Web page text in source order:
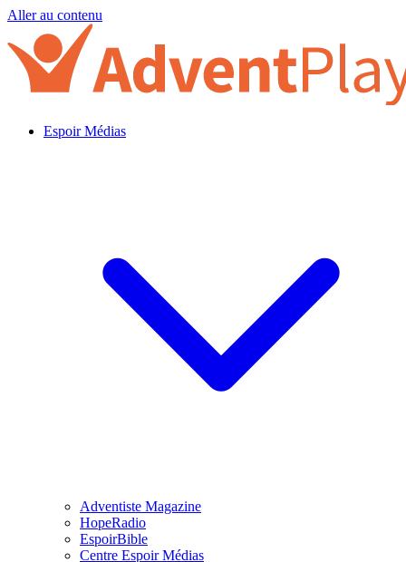
Aller au contenu
Espoir Médias
Adventiste Magazine
HopeRadio
EspoirBible
Centre Espoir Médias